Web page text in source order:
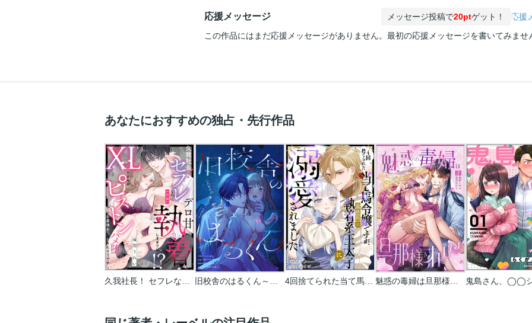
応援メッセージ メッセージ投稿で20ptゲット！
応援
この作品にはまだ応援メッセージがありません。最初の応援メッセージを書いてみませ
あなたにおすすめの独占・先行作品
久我社長！ セフレなのにデロ甘執着しすぎでは!? ～XL級のわからせピストンで心も身体もハメ堕とされそうです～（単話版） 旧校舎のはるくん～二人きりの鬼ごっこ、しよう？ 4回捨てられた当て馬令嬢ですが､最終的に執着系王太子に溺愛されました(単話版) 魅惑の毒婦は旦那様をオトしたい